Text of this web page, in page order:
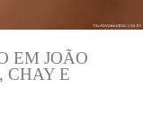
EM JOÃO
CHAY E